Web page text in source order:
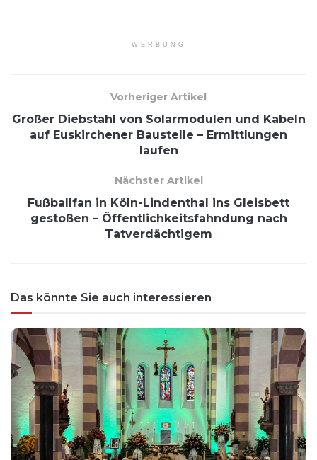
WERBUNG
Vorheriger Artikel
Großer Diebstahl von Solarmodulen und Kabeln
auf Euskirchener Baustelle – Ermittlungen
laufen
Nächster Artikel
Fußballfan in Köln-Lindenthal ins Gleisbett
gestoßen – Öffentlichkeitsfahndung nach
Tatverdächtigem
Das könnte Sie auch interessieren